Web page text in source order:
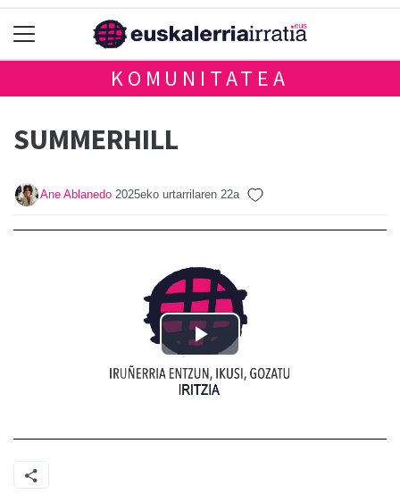
KOMUNITATEA
SUMMERHILL
Ane Ablanedo 2025eko urtarrilaren 22a